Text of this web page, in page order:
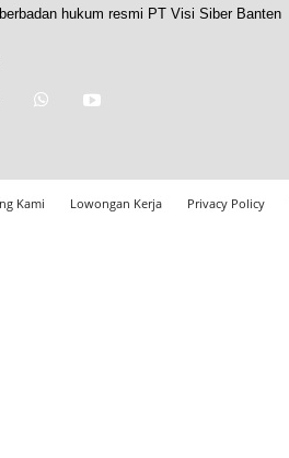
hukum resmi PT Visi Siber Banten
Kami Lowongan Kerja Privacy Policy